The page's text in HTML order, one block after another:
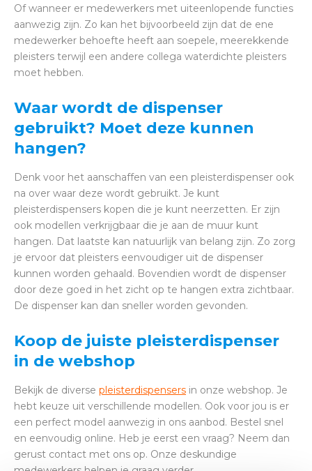
Of wanneer er medewerkers met uiteenlopende functies
aanwezig zijn. Zo kan het bijvoorbeeld zijn dat de ene
medewerker behoefte heeft aan soepele, meerekkende
pleisters terwijl een andere collega waterdichte pleisters
moet hebben.
Waar wordt de dispenser
gebruikt? Moet deze kunnen
hangen?
Denk voor het aanschaffen van een pleisterdispenser ook
na over waar deze wordt gebruikt. Je kunt
pleisterdispensers kopen die je kunt neerzetten. Er zijn
ook modellen verkrijgbaar die je aan de muur kunt
hangen. Dat laatste kan natuurlijk van belang zijn. Zo zorg
je ervoor dat pleisters eenvoudiger uit de dispenser
kunnen worden gehaald. Bovendien wordt de dispenser
door deze goed in het zicht op te hangen extra zichtbaar.
De dispenser kan dan sneller worden gevonden.
Koop de juiste pleisterdispenser
in de webshop
Bekijk de diverse pleisterdispensers in onze webshop. Je
hebt keuze uit verschillende modellen. Ook voor jou is er
een perfect model aanwezig in ons aanbod. Bestel snel
en eenvoudig online. Heb je eerst een vraag? Neem dan
gerust contact met ons op. Onze deskundige